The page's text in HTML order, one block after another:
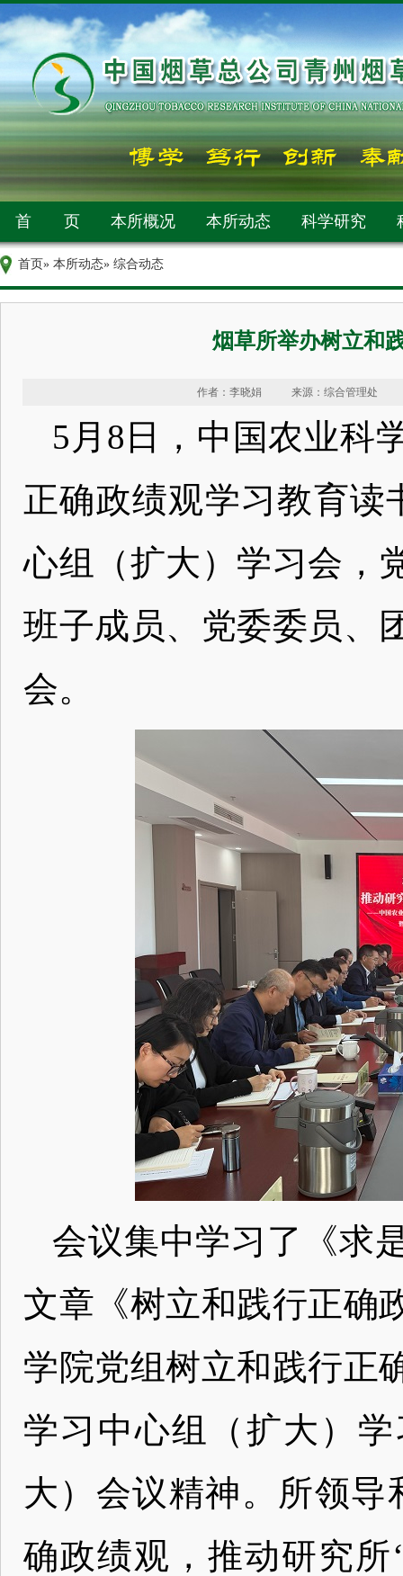
首 页 本所概况 本所动态 科学研究
首页» 本所动态» 综合动态
烟草所举办树立和
作者：李晓娟 来源：综合管理处
5月8日，中国农业科
正确政绩观学习教育读
心组（扩大）学习会，
班子成员、党委委员、
会。
会议集中学习了《求
文章《树立和践行正确
学院党组树立和践行正
学习中心组（扩大）
大）会议精神。所领导
确政绩观，推动研究所